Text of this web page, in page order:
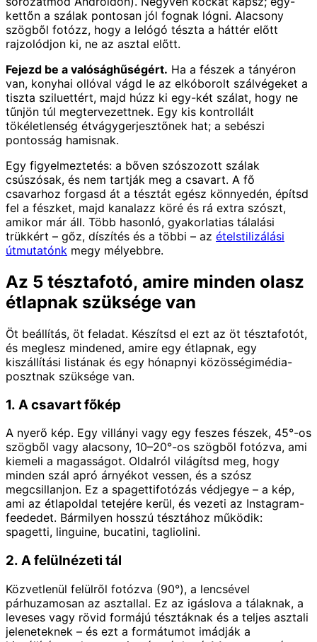
kettőn a szálak pontosan jól fognak lógni. Alacsony
szögből fotózz, hogy a lelógó tészta a háttér előtt
rajzolódjon ki, ne az asztal előtt.
Fejezd be a valósághűségért. Ha a fészek a tányéron
van, konyhai ollóval vágd le az elkóborolt szálvégeket a
tiszta sziluettért, majd húzz ki egy-két szálat, hogy ne
tűnjön túl megtervezettnek. Egy kis kontrollált
tökéletlenség étvágygerjesztőnek hat; a sebészi
pontosság hamisnak.
Egy figyelmeztetés: a bőven szószozott szálak
csúszósak, és nem tartják meg a csavart. A fő
csavarhoz forgasd át a tésztát egész könnyedén, építsd
fel a fészket, majd kanalazz köré és rá extra szószt,
amikor már áll. Több hasonló, gyakorlatias tálalási
trükkért – gőz, díszítés és a többi – az ételstilizálási
útmutatónk megy mélyebbre.
Az 5 tésztafotó, amire minden olasz
étlapnak szüksége van
Öt beállítás, öt feladat. Készítsd el ezt az öt tésztafotót,
és meglesz mindened, amire egy étlapnak, egy
kiszállítási listának és egy hónapnyi közösségimédia-
posztnak szüksége van.
1. A csavart főkép
A nyerő kép. Egy villányi vagy egy feszes fészek, 45°-os
szögből vagy alacsony, 10–20°-os szögből fotózva, ami
kiemeli a magasságot. Oldalról világítsd meg, hogy
minden szál apró árnyékot vessen, és a szósz
megcsillanjon. Ez a spagettifotózás védjegye – a kép,
ami az étlapoldal tetejére kerül, és vezeti az Instagram-
feededet. Bármilyen hosszú tésztához működik:
spagetti, linguine, bucatini, tagliolini.
2. A felülnézeti tál
Közvetlenül felülről fotózva (90°), a lencsével
párhuzamosan az asztallal. Ez az igáslova a tálaknak, a
leveses vagy rövid formájú tésztáknak és a teljes asztali
jeleneteknek – és ezt a formátumot imádják a